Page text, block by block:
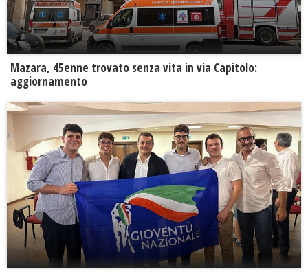
Mazara, 45enne trovato senza vita in via Capitolo:
aggiornamento